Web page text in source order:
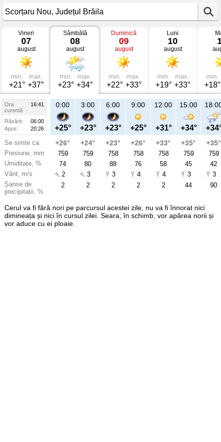
Vremea
Scorțaru
Nou
mâine
Județul
Brăila
Vineri
07
august
min.
+21°
max.
+37°
Sâmbătă
08
august
min.
+23°
max.
+34°
Duminică
09
august
min.
+22°
max.
+33°
Luni
10
august
min.
+19°
max.
+33°
min.
+18°
Ora
16:41
curentă
Răsărit:
06:00
Apus:
20:26
Se simte ca
Presiune, mm
Umiditate, %
Vânt, m/s
Șanse de
precipitații, %
21:00
+27°
+28°
759
66
1
17
Sâ
aug
0:00
+25°
+26°
759
74
2
2
3:00
+23°
+24°
759
80
3
2
6:00
+23°
+23°
758
88
3
2
9:00
+25°
+26°
758
76
4
2
12:00
+31°
+33°
758
58
4
2
15:00
+34°
+35°
759
45
3
44
+35°
759
42
3
90
Cerul va fi fără nori pe parcursul acestei zile, nu va fi înnorat nici
dimineața și nici în cursul zilei. Seara, în schimb, vor apărea norii și
vor aduce cu ei ploaie.